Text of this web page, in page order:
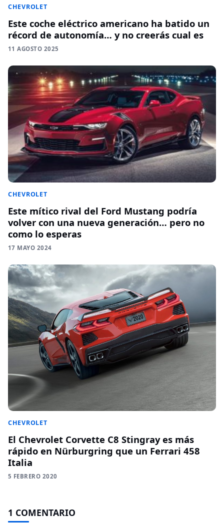
CHEVROLET
Este coche eléctrico americano ha batido un
récord de autonomía… y no creerás cual es
11 AGOSTO 2025
CHEVROLET
Este mítico rival del Ford Mustang podría
volver con una nueva generación… pero no
como lo esperas
17 MAYO 2024
CHEVROLET
El Chevrolet Corvette C8 Stingray es más
rápido en Nürburgring que un Ferrari 458
Italia
5 FEBRERO 2020
1 COMENTARIO